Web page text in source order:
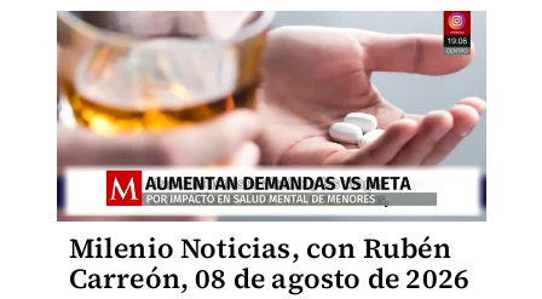
Milenio Noticias, con Rubén
Carreón, 08 de agosto de 2026